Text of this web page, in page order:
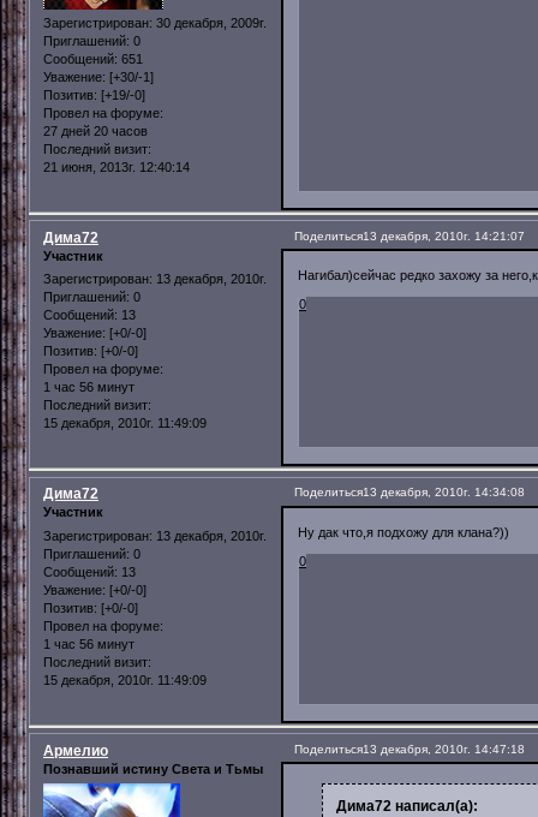
Зарегистрирован: 30 декабря, 2009г.
Приглашений: 0
Сообщений: 651
Уважение: [+30/-1]
Позитив: [+19/-0]
Провел на форуме:
27 дней 20 часов
Последний визит:
21 июня, 2013г. 12:40:14
Поделиться13 декабря, 2010г. 14:21:07
Дима72
Участник
Зарегистрирован: 13 декабря, 2010г.
Приглашений: 0
Сообщений: 13
Уважение: [+0/-0]
Позитив: [+0/-0]
Провел на форуме:
1 час 56 минут
Последний визит:
15 декабря, 2010г. 11:49:09
Нагибал)сейчас редко захожу за
0
Поделиться13 декабря, 2010г. 14:34:08
Дима72
Участник
Зарегистрирован: 13 декабря, 2010г.
Приглашений: 0
Сообщений: 13
Уважение: [+0/-0]
Позитив: [+0/-0]
Провел на форуме:
1 час 56 минут
Последний визит:
15 декабря, 2010г. 11:49:09
Ну дак что,я подхожу для клана?))
0
Поделиться13 декабря, 2010г. 14:47:18
Армелио
Познавший истину Света и Тьмы
Дима72 написал(а):